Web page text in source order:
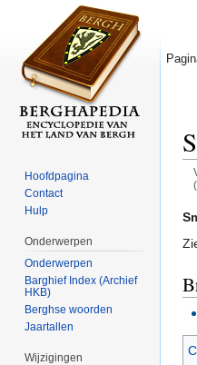
(
Hoofdpagina
Contact
Hulp
Onderwerpen
Onderwerpen
Barghief Index (Archief
HKB)
Berghse woorden
Jaartallen
Wijzigingen